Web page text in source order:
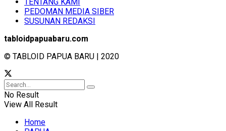
PEDOMAN MEDIA SIBER
SUSUNAN REDAKSI
tabloidpapuabaru.com
© TABLOID PAPUA BARU | 2020
No Result
View All Result
Home